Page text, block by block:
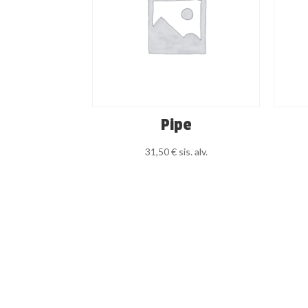
Pipe
31,50€ sis. alv.